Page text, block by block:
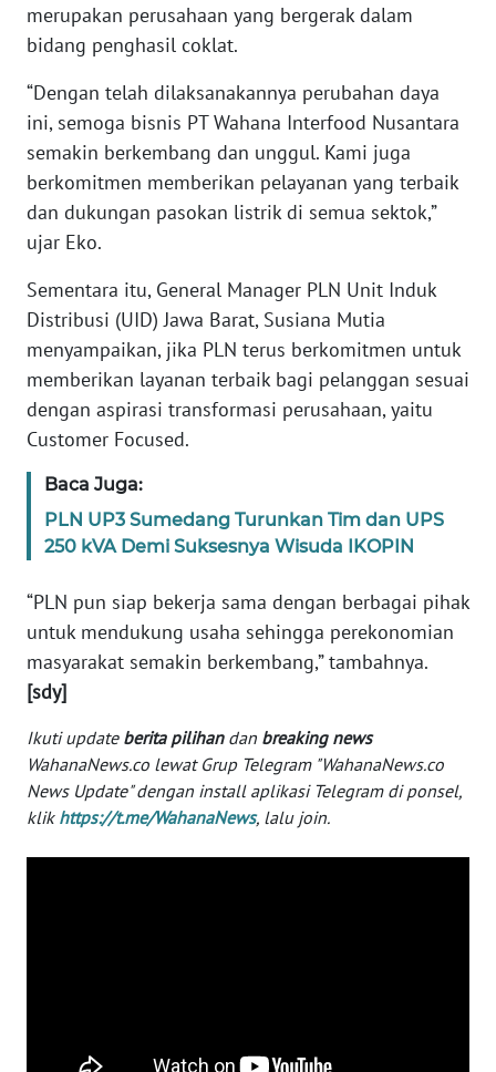
merupakan perusahaan yang bergerak dalam
bidang penghasil coklat.
“Dengan telah dilaksanakannya perubahan daya
ini, semoga bisnis PT Wahana Interfood Nusantara
semakin berkembang dan unggul. Kami juga
berkomitmen memberikan pelayanan yang terbaik
dan dukungan pasokan listrik di semua sektok,”
ujar Eko.
Sementara itu, General Manager PLN Unit Induk
Distribusi (UID) Jawa Barat, Susiana Mutia
menyampaikan, jika PLN terus berkomitmen untuk
memberikan layanan terbaik bagi pelanggan sesuai
dengan aspirasi transformasi perusahaan, yaitu
Customer Focused.
Baca Juga:
PLN UP3 Sumedang Turunkan Tim dan UPS
250 kVA Demi Suksesnya Wisuda IKOPIN
“PLN pun siap bekerja sama dengan berbagai pihak
untuk mendukung usaha sehingga perekonomian
masyarakat semakin berkembang,” tambahnya.
[sdy]
Ikuti update berita pilihandan breaking news
WahanaNews.co lewat Grup Telegram "WahanaNews.co
News Update" dengan install aplikasi Telegram di ponsel,
klik https://t.me/WahanaNews, lalu join.
WN
JABAR
WN
BANTEN
WN
NTT
KEPRI
WN
PAPUA
WN
PAPUA
BARAT
WN
RIAU
WN
SERAMBI
WN
WN
SULTRA
WN